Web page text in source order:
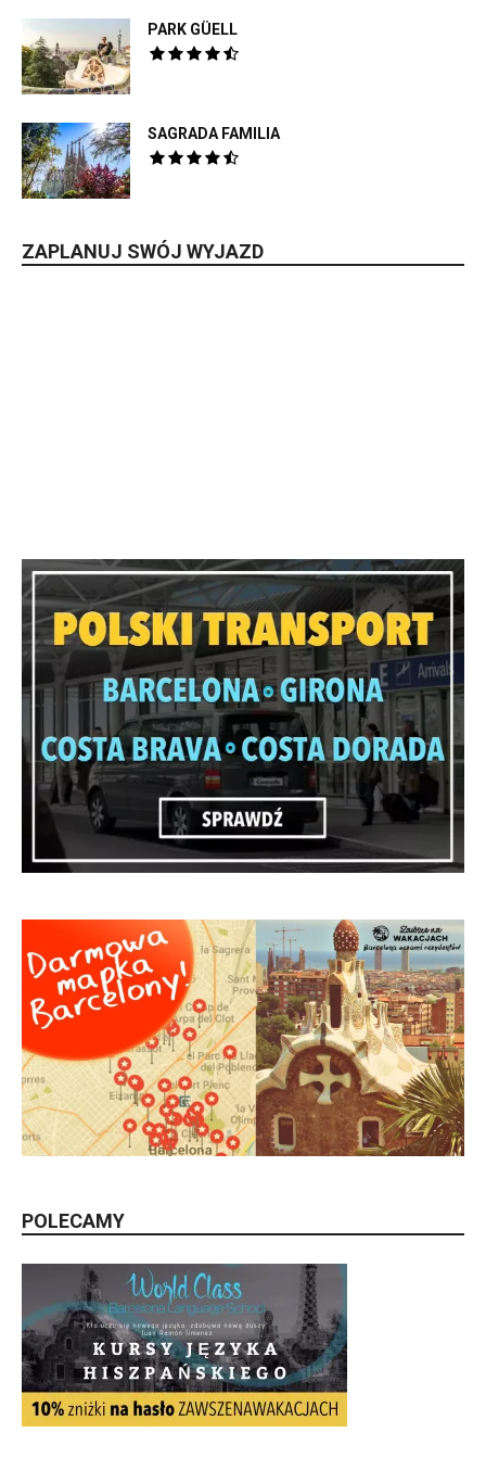
PARK GÜELL
SAGRADA FAMILIA
ZAPLANUJ SWÓJ WYJAZD
POLECAMY